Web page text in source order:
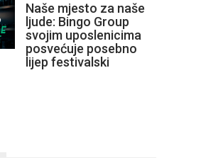
Naše mjesto za naše
ljude: Bingo Group
svojim uposlenicima
posvećuje posebno
lijep festivalski